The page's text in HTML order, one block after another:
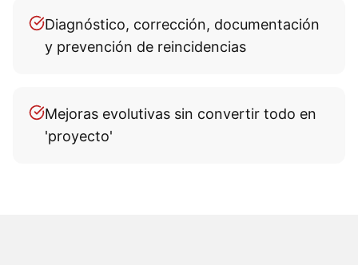
Diagnóstico, corrección, documentación
y prevención de reincidencias
Mejoras evolutivas sin convertir todo en
'proyecto'